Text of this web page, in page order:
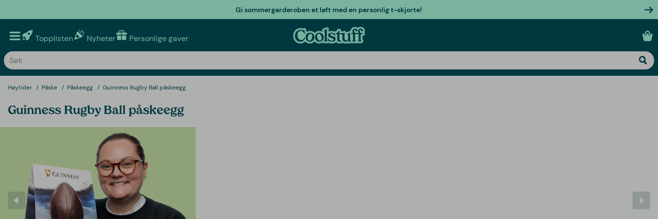
Gi sommergarderoben et løft med en personlig t-skjorte!
Topplisten Nyheter Personlige gaver
Høytider Påske Påskeegg Guinness Rugby Ball påskeegg
Guinness Rugby Ball påskeegg